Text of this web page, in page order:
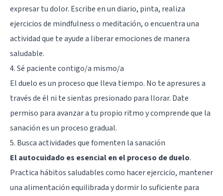
expresar tu dolor. Escribe en un diario, pinta, realiza
ejercicios de mindfulness o meditación, o encuentra una
actividad que te ayude a liberar emociones de manera
saludable.
4. Sé paciente contigo/a mismo/a
El duelo es un proceso que lleva tiempo. No te apresures a
través de él ni te sientas presionado para llorar. Date
permiso para avanzar a tu propio ritmo y comprende que la
sanación es un proceso gradual.
5. Busca actividades que fomenten la sanación
El autocuidado es esencial en el proceso de duelo.
Practica hábitos saludables como hacer ejercicio, mantener
una alimentación equilibrada y dormir lo suficiente para